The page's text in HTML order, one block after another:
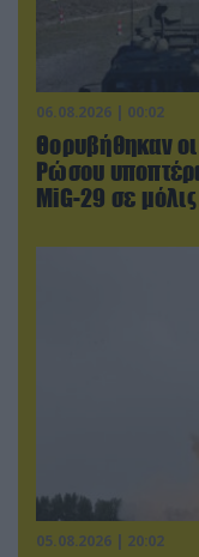
06.08.2026 | 00:02
Θορυβήθηκαν
Ρώσου
MiG-29 σε
05.08.2026 | 20:02